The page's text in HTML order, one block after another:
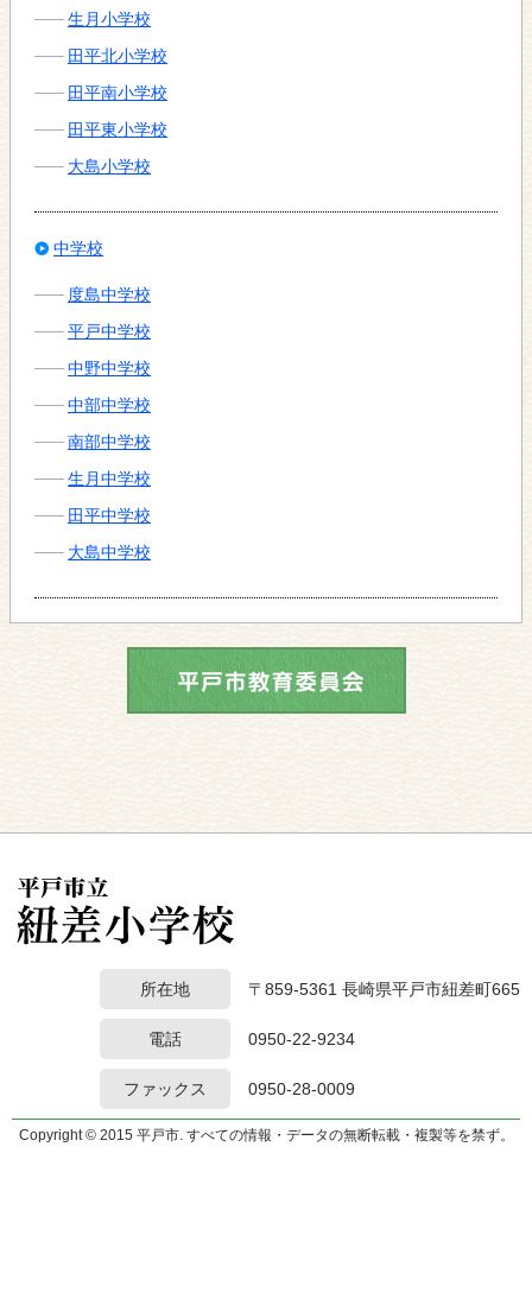
生月小学校
田平北小学校
田平南小学校
田平東小学校
大島小学校
中学校
度島中学校
平戸中学校
中野中学校
中部中学校
南部中学校
生月中学校
田平中学校
大島中学校
所在地 〒859-5361 長崎県平戸市紐差町665
電話 0950-22-9234
ファックス 0950-28-0009
Copyright © 2015 平戸市. すべての情報・データの無断転載・複製等を禁ず。